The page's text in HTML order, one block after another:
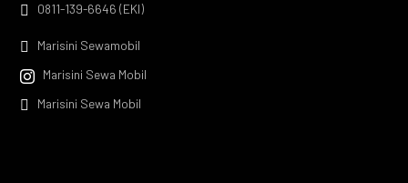

0811-139-6646 (EKI)
 Marisini Sewamobil

Marisini Sewa Mobil

Marisini Sewa Mobil